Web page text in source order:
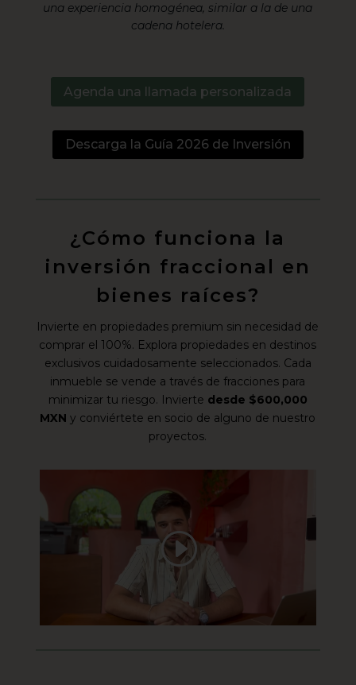
una experiencia homogénea, similar a la de una
cadena hotelera.
Agenda una llamada personalizada
Descarga la Guía 2026 de Inversión
¿Cómo funciona la
inversión fraccional en
bienes raíces?
Invierte en propiedades premium sin necesidad de
comprar el 100%. Explora propiedades en destinos
exclusivos cuidadosamente seleccionados. Cada
inmueble se vende a través de fracciones para
minimizar tu riesgo. Invierte desde $600,000
MXN y conviértete en socio de alguno de nuestro
proyectos.